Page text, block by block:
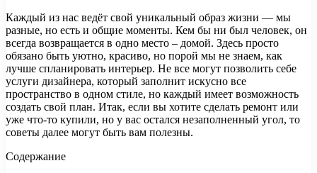
Каждый из нас ведёт свой уникальный образ жизни — мы
разные, но есть и общие моменты. Кем бы ни был человек, он
всегда возвращается в одно место – домой. Здесь просто
обязано быть уютно, красиво, но порой мы не знаем, как
лучше спланировать интерьер. Не все могут позволить себе
услуги дизайнера, который заполнит искусно все
пространство в одном стиле, но каждый имеет возможность
создать свой план. Итак, если вы хотите сделать ремонт или
уже что-то купили, но у вас остался незаполненный угол, то
советы далее могут быть вам полезны.
Содержание